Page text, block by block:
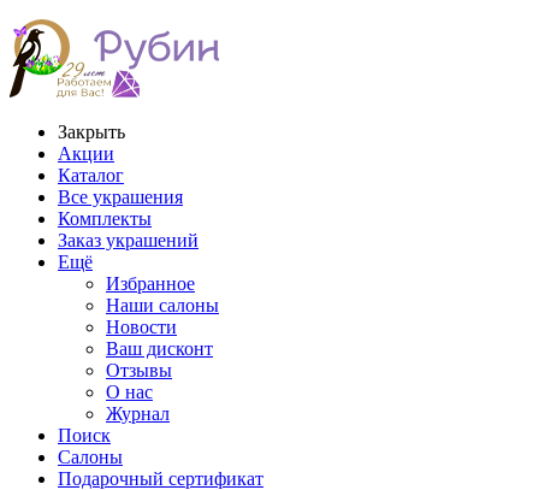
Закрыть
Акции
Каталог
Все украшения
Комплекты
Заказ украшений
Ещё
Избранное
Наши салоны
Новости
Ваш дисконт
Отзывы
О нас
Журнал
Поиск
Салоны
Подарочный сертификат